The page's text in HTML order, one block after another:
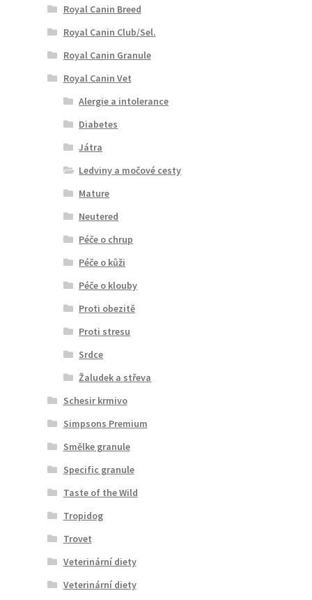
Royal Canin Breed
Royal Canin Club/Sel.
Royal Canin Granule
Royal Canin Vet
Alergie a intolerance
Diabetes
Játra
Ledviny a močové cesty
Mature
Neutered
Péče o chrup
Péče o kůži
Péče o klouby
Proti obezitě
Proti stresu
Srdce
Žaludek a střeva
Schesir krmivo
Simpsons Premium
Smělke granule
Specific granule
Taste of the Wild
Tropidog
Trovet
Veterinární diety
Veterinární diety